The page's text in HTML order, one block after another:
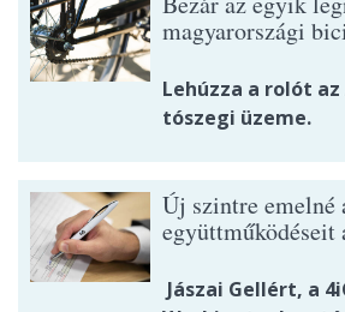
magyarországi
Lehúzza a rolót
tószegi üzeme.
Új szintre emelné
együttműködéseit
Jászai Gellért, a